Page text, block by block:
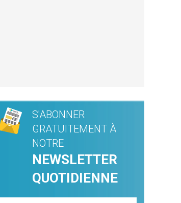
S'ABONNER
GRATUITEMENT À
NOTRE
NEWSLETTER
QUOTIDIENNE